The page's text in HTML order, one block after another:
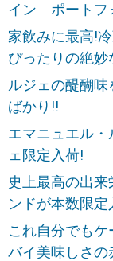
イン ポートフ
家飲みに最高!
ぴったりの絶
ルジェの醍醐
ばかり!!
エマニュエル
ェ限定入荷!
史上最高の出
ンドが本数限定
これ自分でも
バイ美味しさの